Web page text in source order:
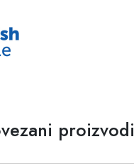
proizvodi